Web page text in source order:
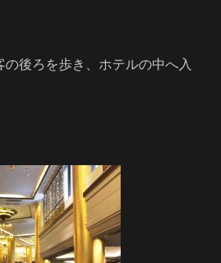
後ろを歩き、ホテルの中へ入